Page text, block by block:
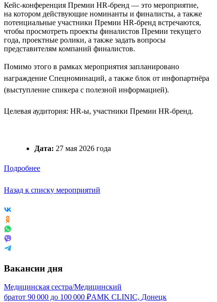
Кейс-конференция Премии HR-бренд — это мероприятие,
на котором действующие номинанты и финалисты, а также
потенциальные участники Премии HR-бренд встречаются,
чтобы просмотреть проекты финалистов Премии текущего
года, проектные ролики, а также задать вопросы
представителям компаний финалистов.
Помимо этого в рамках мероприятия запланировано
награждение Спецноминаций, а также блок от инфопартнёра
(выступление спикера с полезной информацией).
Целевая аудитория: HR-ы, участники Премии HR-бренд.
Дата: 27 мая 2026 года
Подробнее
Назад к списку мероприятий
Вакансии дня
Медицинская сестра/Медицинский
братот 90 000 до 100 000 ₽AMK CLINIC, Донецк